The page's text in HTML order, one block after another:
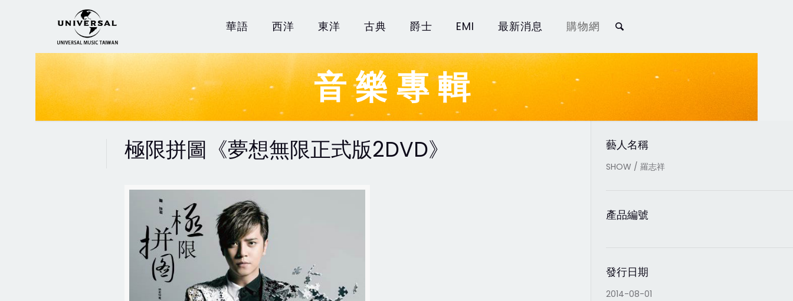
華語 西洋 東洋 古典 爵士 EMI 最新消息 購物網
音樂專輯
極限拼圖《夢想無限正式版2DVD》 藝人名稱
SHOW / 羅志祥
產品編號
發行日期
2014-08-01